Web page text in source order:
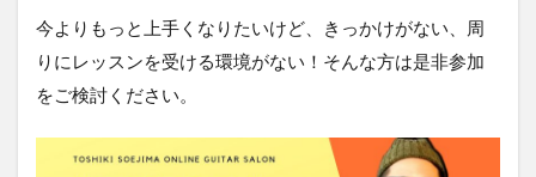
今よりもっと上手くなりたいけど、きっかけがない、周
りにレッスンを受ける環境がない！そんな方は是非参加
をご検討ください。